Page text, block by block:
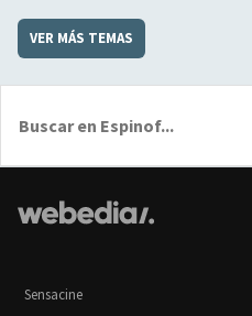
VER MÁS TEMAS
Sensacine